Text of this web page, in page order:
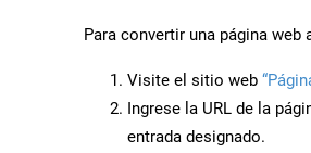
Para convertir una página
Visite el sitio web
Ingrese la URL de la
entrada designado.